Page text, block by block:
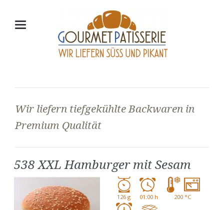
Wir liefern tiefgekühlte Backwaren in
Premium Qualität
538 XXL Hamburger mit Sesam
126 g 01:00 h 200 °C